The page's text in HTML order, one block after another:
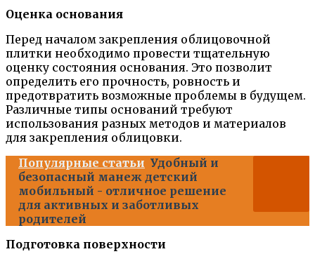
Оценка основания
Перед началом закрепления облицовочной
плитки необходимо провести тщательную
оценку состояния основания. Это позволит
определить его прочность, ровность и
предотвратить возможные проблемы в будущем.
Различные типы оснований требуют
использования разных методов и материалов
для закрепления облицовки.
Популярные статьи Удобный и
безопасный манеж детский
мобильный - отличное решение
для активных и заботливых
родителей
Подготовка поверхности